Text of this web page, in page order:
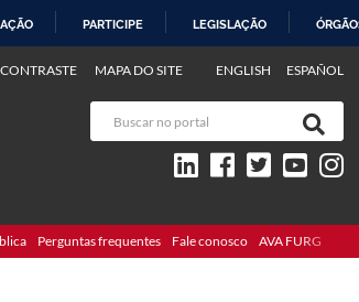
PARTICIPE LEGISLAÇÃO
ENGLISH ESPAÑOL
MAPA DO SITE
Perguntas frequentes Fale conosco AVA FURG